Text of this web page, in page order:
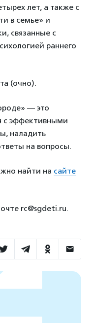
лет, а также с
в семье» и
связанные с
раннего
(очно).
— это
с эффективными
наладить
на вопросы.
найти на сайте
rc@sgdeti.ru.